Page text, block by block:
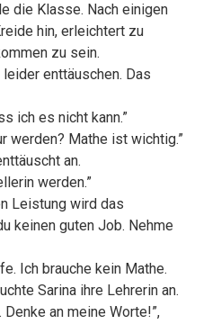
die Klasse. Nach einigen
hin, erleichtert zu
zu sein.
leider enttäuschen. Das
ich es nicht kann.”
werden? Mathe ist wichtig.”
an.
werden.”
Leistung wird das
keinen guten Job. Nehme
Ich brauche kein Mathe.
Sarina ihre Lehrerin an.
an meine Worte!”,